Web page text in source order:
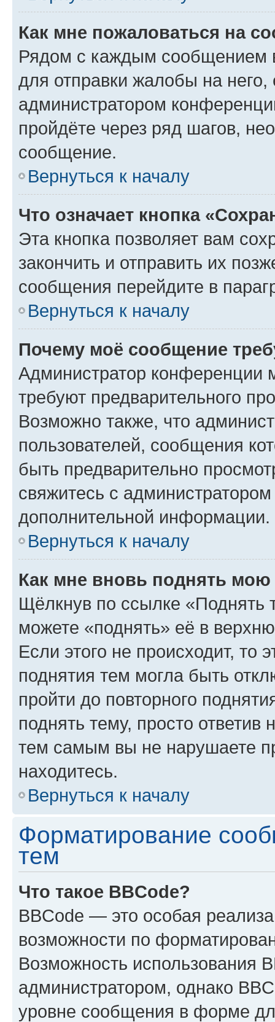
Как мне пожаловаться на
Рядом с каждым сообщением
для отправки жалобы на
администратором
пройдёте через ряд шагов,
сообщение.
Вернуться к началу
Что означает кнопка
Эта кнопка позволяет вам
закончить и отправить их
сообщения перейдите в
Вернуться к началу
Почему моё сообщение
Администратор конференции
требуют предварительного
Возможно также, что
пользователей, сообщения
быть предварительно
свяжитесь с
дополнительной информации.
Вернуться к началу
Как мне вновь поднять мою
Щёлкнув по ссылке «Поднять
можете «поднять» её в
Если этого не происходит, то
поднятия тем могла быть
пройти до повторного
поднять тему, просто ответив
тем самым вы не нарушаете
находитесь.
Вернуться к началу
Форматирование
тем
Что такое BBCode?
BBCode — это особая
возможности по
Возможность использования
администратором, однако
уровне сообщения в форме